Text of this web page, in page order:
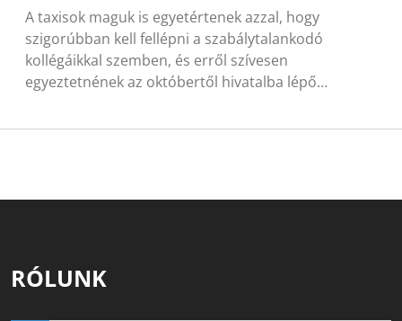
A taxisok maguk is egyetértenek azzal, hogy
szigorúbban kell fellépni a szabálytalankodó
kollégáikkal szemben, és erről szívesen
egyeztetnének az októbertől hivatalba lépő…
RÓLUNK